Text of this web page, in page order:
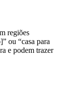
regiões
ou “casa para
e podem trazer